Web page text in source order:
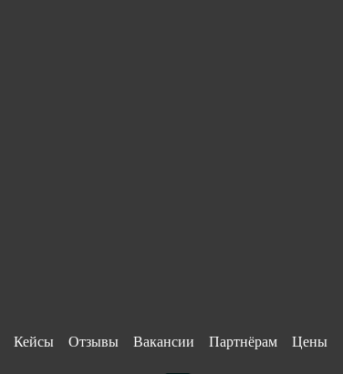
Кейсы Отзывы Вакансии Партнёрам Цены